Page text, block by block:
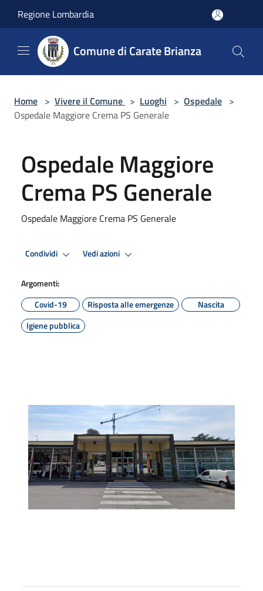
Regione Lombardia
Comune di Carate Brianza
Home > Vivere il Comune > Luoghi > Ospedale >
Ospedale Maggiore Crema PS Generale
Ospedale Maggiore
Crema PS Generale
Ospedale Maggiore Crema PS Generale
Condividi Vedi azioni
Argomenti:
Covid-19
Risposta alle emergenze
Nascita
Igiene pubblica